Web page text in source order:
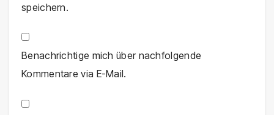
speichern.
Benachrichtige mich über nachfolgende
Kommentare via E-Mail.